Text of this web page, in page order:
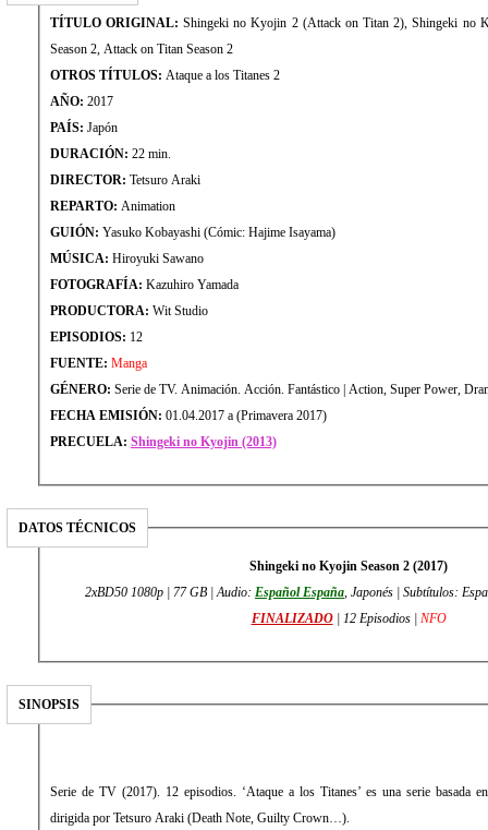
TÍTULO ORIGINAL: Shingeki no Kyojin 2 (Attack on Titan 2), Shingeki no
Season 2, Attack on Titan Season 2
OTROS TÍTULOS: Ataque a los Titanes 2
AÑO: 2017
PAÍS: Japón
DURACIÓN: 22 min.
DIRECTOR: Tetsuro Araki
REPARTO: Animation
GUIÓN: Yasuko Kobayashi (Cómic: Hajime Isayama)
MÚSICA: Hiroyuki Sawano
FOTOGRAFÍA: Kazuhiro Yamada
PRODUCTORA: Wit Studio
EPISODIOS: 12
FUENTE: Manga
GÉNERO: Serie de TV. Animación. Acción. Fantástico | Action, Super Power,
FECHA EMISIÓN: 01.04.2017 a (Primavera 2017)
PRECUELA: Shingeki no Kyojin (2013)
DATOS TÉCNICOS
Shingeki no Kyojin Season 2 (2017)
2xBD50 1080p | 77 GB | Audio: Español España , Japonés | Subtítulos:
FINALIZADO| 12 Episodios | NFO
SINOPSIS
Serie de TV (2017). 12 episodios. ‘Ataque a los Titanes’ es una serie basada
dirigida por Tetsuro Araki (Death Note, Guilty Crown…).